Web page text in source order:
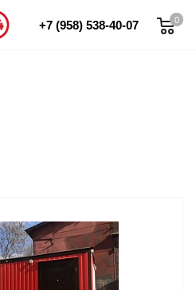
0
+7 (958) 538-40-07